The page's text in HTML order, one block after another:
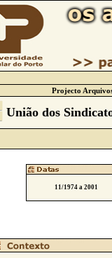
Projecto
União dos
11/1974 a 2001